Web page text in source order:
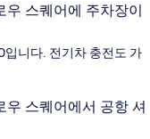
우 스퀘어에 주차장이
입니다. 전기차 충전도 가
스퀘어에서 공항 셔